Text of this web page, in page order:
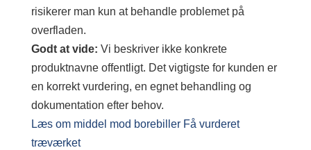
risikerer man kun at behandle problemet på
overfladen.
Godt at vide: Vi beskriver ikke konkrete
produktnavne offentligt. Det vigtigste for kunden er
en korrekt vurdering, en egnet behandling og
dokumentation efter behov.
Læs om middel mod borebiller Få vurderet
træværket